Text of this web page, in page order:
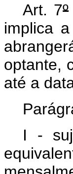
Art. 7º
implica
optante,
até a
I -